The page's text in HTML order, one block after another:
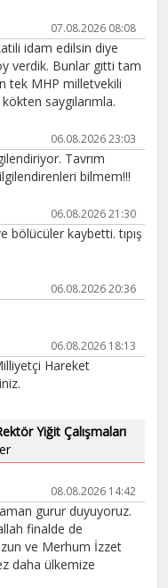
07.08.2026 08:08
idam edilsin diye
verdik. Bunlar gitti tam
tek MHP milletvekili
saygılarımla.
06.08.2026 23:03
Tavrım
bilmem!!!
06.08.2026 21:30
bölücüler kaybetti. tıpış
06.08.2026 20:36
06.08.2026 18:13
Hareket
Yiğit Çalışmaları
08.08.2026 14:42
gurur duyuyoruz.
finalde de
ve Merhum İzzet
daha ülkemize